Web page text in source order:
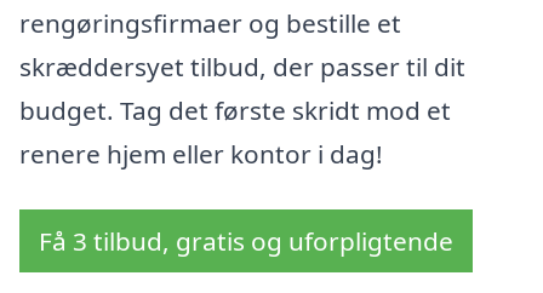
rengøringsfirmaer og bestille et
skræddersyet tilbud, der passer til dit
budget. Tag det første skridt mod et
renere hjem eller kontor i dag!
Få 3 tilbud, gratis og uforpligtende